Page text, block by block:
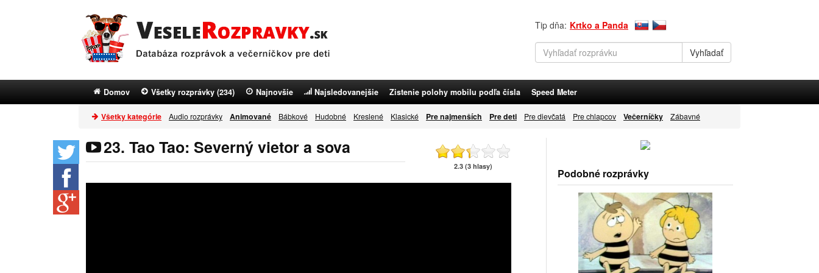
Tip dňa: Krtko a Panda
Domov Všetky rozprávky (234) Najnovšie Najsledovanejšie Zistenie polohy mobilu podľa čísla Speed Meter
Všetky kategórie Audio rozprávky Animované Bábkové Hudobné Kreslené Klasické Pre najmenších Pre deti Pre dievčatá Pre chlapcov Večerníčky Zábavné
23. Tao Tao: Severný vietor a sova
2.3 (3 hlasy)
Podobné rozprávky